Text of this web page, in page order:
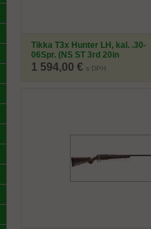
Tikka T3x Hunter LH, kal. .30-
06Spr. (NS ST 3rd 20in
MT15x1)
1 594,00 € s DPH